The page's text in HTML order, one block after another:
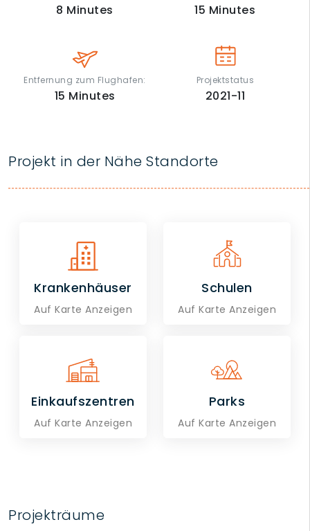
8 Minutes 15 Minutes
Entfernung zum Flughafen:
15 Minutes
Projektstatus
2021-11
Projekt in der Nähe Standorte
Krankenhäuser
Auf Karte Anzeigen
Schulen
Auf Karte Anzeigen
Einkaufszentren
Auf Karte Anzeigen
Parks
Auf Karte Anzeigen
Projekträume